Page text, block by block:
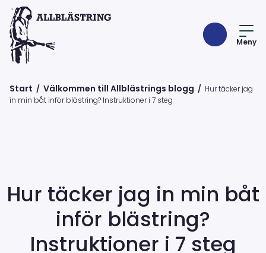
Meny
Start / Välkommen till Allblästrings blogg / Hur täcker jag
in min båt inför blästring? Instruktioner i 7 steg
Hur täcker jag in min båt
inför blästring?
Instruktioner i 7 steg